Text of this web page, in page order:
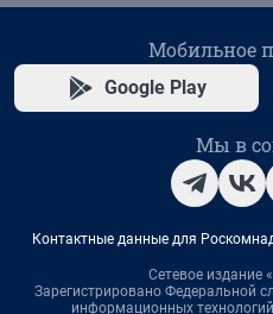
Мобильное
Google Play
Мы в
Контактные данные для
Сетевое издание
Зарегистрировано Федеральной
информационных